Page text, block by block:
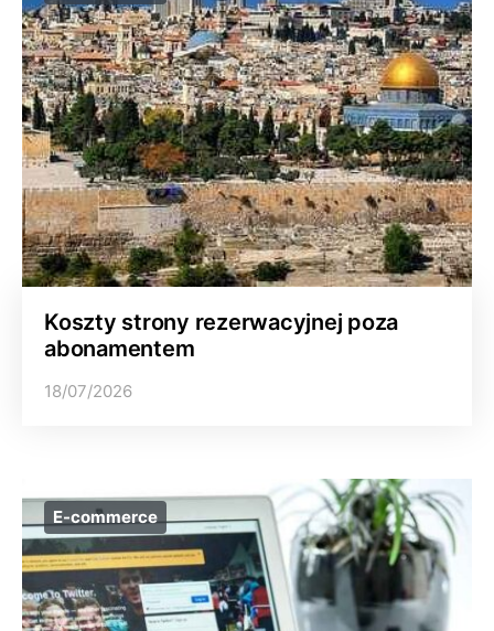
Koszty strony rezerwacyjnej poza
abonamentem
18/07/2026
E-commerce